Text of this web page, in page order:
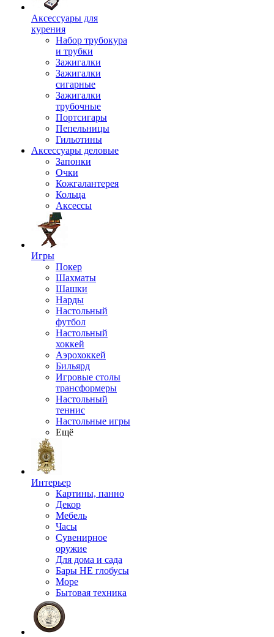
Аксессуары для
курения
Набор трубокура
и трубки
Зажигалки
Зажигалки
сигарные
Зажигалки
трубочные
Портсигары
Пепельницы
Гильотины
Аксессуары деловые
Запонки
Очки
Кожгалантерея
Кольца
Аксессы
Игры
Покер
Шахматы
Шашки
Нарды
Настольный
футбол
Настольный
хоккей
Аэрохоккей
Бильярд
Игровые столы
трансформеры
Настольный
теннис
Настольные игры
Ещё
Интерьер
Картины, панно
Декор
Мебель
Часы
Сувенирное
оружие
Для дома и сада
Бары НЕ глобусы
Море
Бытовая техника